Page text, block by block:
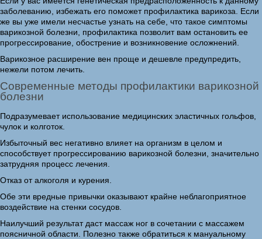
заболеванию, избежать его поможет профилактика варикоза. Если
же вы уже имели несчастье узнать на себе, что такое симптомы
варикозной болезни, профилактика позволит вам остановить ее
прогрессирование, обострение и возникновение осложнений.
Варикозное расширение вен проще и дешевле предупредить,
нежели потом лечить.
Cовременные методы профилактики варикозной
болезни
Подразумевает использование медицинских эластичных гольфов,
чулок и колготок.
Избыточный вес негативно влияет на организм в целом и
способствует прогрессированию варикозной болезни, значительно
затрудняя процесс лечения.
Отказ от алкоголя и курения.
Обе эти вредные привычки оказывают крайне неблагоприятное
воздействие на стенки сосудов.
Наилучший результат даст массаж ног в сочетании с массажем
поясничной области. Полезно также обратиться к мануальному